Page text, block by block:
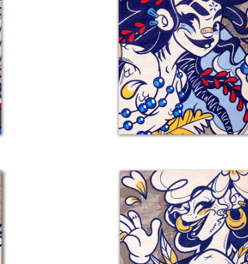
Détail 7 – Bassin Sirène
Détail 4 – Souvenirs De La Réunion